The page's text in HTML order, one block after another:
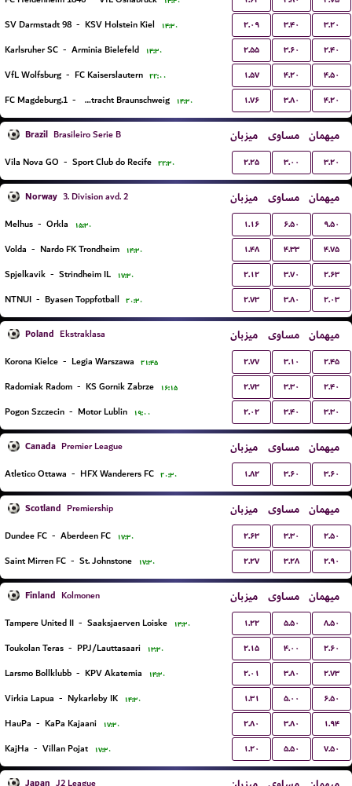
SV Darmstadt 98 - KSV Holstein Kiel ۱۴:۳۰ ۲.۰۹ ۳.۴۰ ۳.۲۰
Karlsruher SC - Arminia Bielefeld ۱۴:۳۰ ۲.۵۵ ۳.۶۰ ۲.۴۰
VfL Wolfsburg - FC Kaiserslautern ۲۲:۰۰ ۱.۵۷ ۴.۲۰ ۴.۵۰
1.FC Magdeburg - TSV Eintracht Braunschweig ۱۴:۳۰ ۱.۷۶ ۳.۸۰ ۴.۲۰
Brazil Brasileiro Serie B میزبان مساوی میهمان
Vila Nova GO - Sport Club do Recife ۲۲:۳۰ ۲.۲۵ ۳.۰۰ ۳.۲۰
Norway 3. Division avd. 2 میزبان مساوی میهمان
Melhus - Orkla ۱۵:۳۰ ۱.۱۶ ۶.۵۰ ۹.۵۰
Volda - Nardo FK Trondheim ۱۴:۳۰ ۱.۴۸ ۴.۳۳ ۴.۷۵
Spjelkavik - Strindheim IL ۱۷:۳۰ ۲.۱۲ ۳.۷۰ ۲.۶۳
NTNUI - Byasen Toppfotball ۲۰:۳۰ ۲.۷۳ ۳.۸۰ ۲.۰۳
Poland Ekstraklasa میزبان مساوی میهمان
Korona Kielce - Legia Warszawa ۲۱:۴۵ ۲.۷۷ ۳.۱۰ ۲.۴۵
Radomiak Radom - KS Gornik Zabrze ۱۶:۱۵ ۲.۷۳ ۳.۳۰ ۲.۴۰
Pogon Szczecin - Motor Lublin ۱۹:۰۰ ۲.۰۲ ۳.۴۰ ۳.۳۰
Canada Premier League میزبان مساوی میهمان
Atletico Ottawa - HFX Wanderers FC ۲۰:۳۰ ۱.۸۲ ۳.۶۰ ۳.۶۰
Scotland Premiership میزبان مساوی میهمان
Dundee FC - Aberdeen FC ۱۷:۳۰ ۲.۶۳ ۳.۳۰ ۲.۵۰
Saint Mirren FC - St. Johnstone ۱۷:۳۰ ۲.۲۷ ۳.۲۸ ۲.۹۰
Finland Kolmonen میزبان مساوی میهمان
Tampere United II - Saaksjaerven Loiske ۱۴:۳۰ ۱.۲۲ ۵.۵۰ ۸.۵۰
Toukolan Teras - PPJ/Lauttasaari ۱۳:۳۰ ۲.۱۵ ۴.۰۰ ۲.۶۰
Larsmo Bollklubb - KPV Akatemia ۱۴:۳۰ ۲.۰۱ ۳.۸۰ ۲.۷۳
Virkia Lapua - Nykarleby IK ۱۴:۳۰ ۱.۳۱ ۵.۰۰ ۶.۵۰
HauPa - KaPa Kajaani ۱۷:۳۰ ۲.۸۰ ۳.۸۰ ۱.۹۴
KajHa - Villan Pojat ۱۷:۳۰ ۱.۲۰ ۵.۵۰ ۷.۵۰